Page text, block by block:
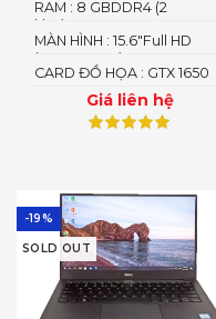
Giá liên hệ
CARD ĐỒ HỌA : GTX 1650
MÀN HÌNH : 15.6"Full HD
(1920 x 1080)
RAM : 8 GBDDR4 (2
khe)2666 MHz
-19%
SOLD OUT